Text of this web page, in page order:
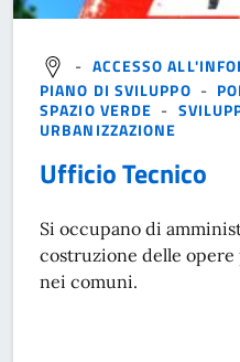
- ACCESSO
PIANO DI SVILUPPO -
SPAZIO VERDE -
URBANIZZAZIONE
Ufficio Tecnico
Si occupano di
costruzione delle
nei comuni.